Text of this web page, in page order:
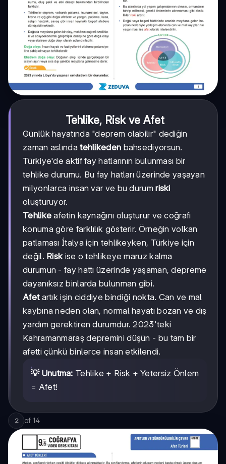
Tehlike, Risk ve Afet
Günlük hayatında "deprem olabilir" dediğin
zaman aslındatehlikeden bahsediyorsun.
Türkiye'de aktif fay hatlarının bulunması bir
tehlike durumu. Bu fay hatları üzerinde yaşayan
milyonlarca insan var ve bu durumriski
oluşturuyor.
Tehlike afetin kaynağını oluşturur ve coğrafi
konuma göre farklılık gösterir. Örneğin volkan
patlaması İtalya için tehlikeyken, Türkiye için
değil. Risk ise o tehlikeye maruz kalma
durumun - fay hattı üzerinde yaşaman, depreme
dayanıksız binlarda bulunman gibi.
Afetartık işin ciddiye bindiği nokta. Can ve mal
kaybına neden olan, normal hayatı bozan ve dış
yardım gerektiren durumdur. 2023'teki
Kahramanmaraş depremini düşün - bu tam bir
afetti çünkü binlerce insan etkilendi.
💡 Unutma: Tehlike + Risk + Yetersiz Önlem
= Afet!
2 of 14